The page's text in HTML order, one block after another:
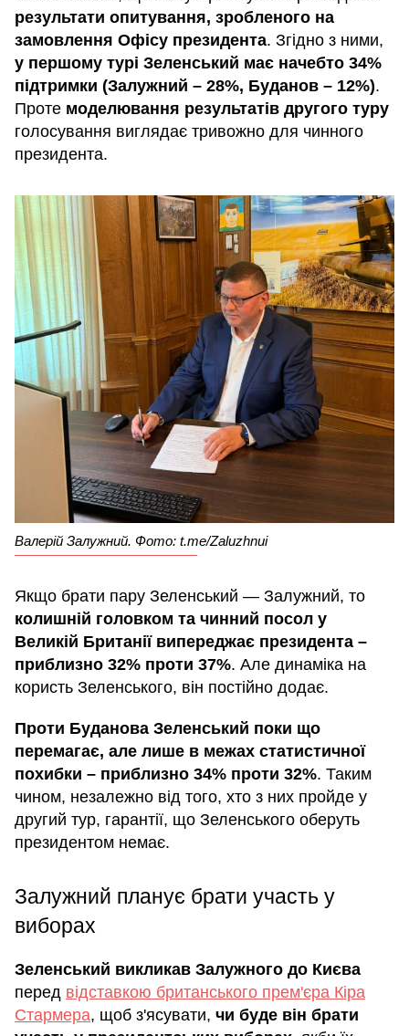
результати опитування, зробленого на
замовлення Офісу президента. Згідно з ними,
у першому турі Зеленський має начебто 34%
підтримки (Залужний – 28%, Буданов – 12%).
Проте моделювання результатів другого туру
голосування виглядає тривожно для чинного
президента.
Валерій Залужний. Фото: t.me/Zaluzhnui
Якщо брати пару Зеленський — Залужний, то
колишній головком та чинний посол у
Великій Британії випереджає президента –
приблизно 32% проти 37%. Але динаміка на
користь Зеленського, він постійно додає.
Проти Буданова Зеленський поки що
перемагає, але лише в межах статистичної
похибки – приблизно 34% проти 32%. Таким
чином, незалежно від того, хто з них пройде у
другий тур, гарантії, що Зеленського оберуть
президентом немає.
Залужний планує брати участь у
виборах
Зеленський викликав Залужного до Києва
перед відставкою британського прем'єра Кіра
Стармера, щоб з'ясувати, чи буде він брати